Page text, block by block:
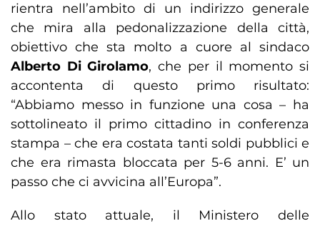
rientra nell’ambito di un indirizzo generale
che mira alla pedonalizzazione della città,
obiettivo che sta molto a cuore al sindaco
Alberto Di Girolamo, che per il momento si
accontenta di questo primo risultato:
“Abbiamo messo in funzione una cosa – ha
sottolineato il primo cittadino in conferenza
stampa – che era costata tanti soldi pubblici e
che era rimasta bloccata per 5-6 anni. E’ un
passo che ci avvicina all’Europa”.
Allo stato attuale, il Ministero delle